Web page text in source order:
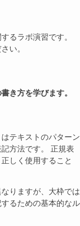
るラボ演習です。
い。
き方を学びます。
テキストのパターン
方法です。 正規表
しく使用すること
りますが、大枠では
るための基本的なル